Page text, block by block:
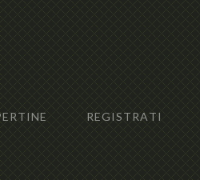
REGISTRATI